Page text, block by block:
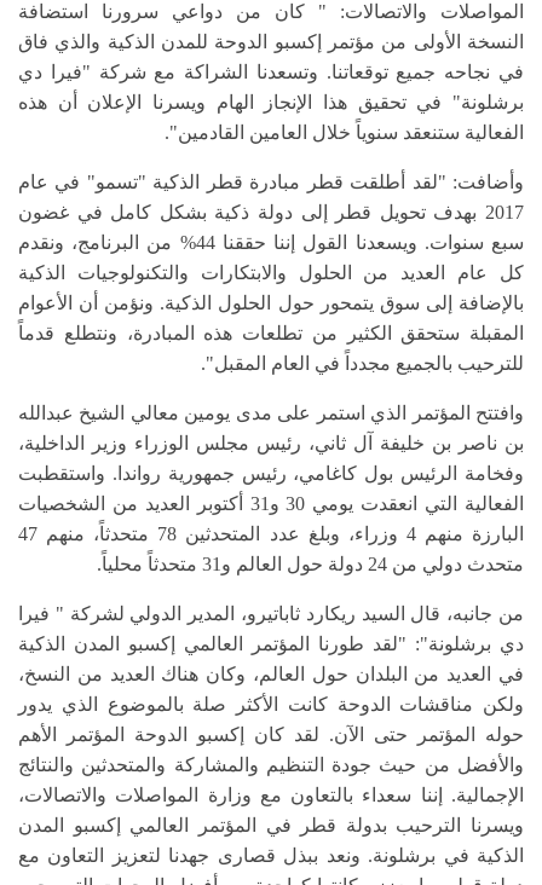
المواصلات والاتصالات: " كان من دواعي سرورنا استضافة
النسخة الأولى من مؤتمر إكسبو الدوحة للمدن الذكية والذي فاق
في نجاحه جميع توقعاتنا. وتسعدنا الشراكة مع شركة "فيرا دي
برشلونة" في تحقيق هذا الإنجاز الهام ويسرنا الإعلان أن هذه
الفعالية ستنعقد سنوياً خلال العامين القادمين".
وأضافت: "لقد أطلقت قطر مبادرة قطر الذكية "تسمو" في عام
2017 بهدف تحويل قطر إلى دولة ذكية بشكل كامل في غضون
سبع سنوات. ويسعدنا القول إننا حققنا 44% من البرنامج، ونقدم
كل عام العديد من الحلول والابتكارات والتكنولوجيات الذكية
بالإضافة إلى سوق يتمحور حول الحلول الذكية. ونؤمن أن الأعوام
المقبلة ستحقق الكثير من تطلعات هذه المبادرة، ونتطلع قدماً
للترحيب بالجميع مجدداً في العام المقبل".
وافتتح المؤتمر الذي استمر على مدى يومين معالي الشيخ عبدالله
بن ناصر بن خليفة آل ثاني، رئيس مجلس الوزراء وزير الداخلية،
وفخامة الرئيس بول كاغامي، رئيس جمهورية رواندا. واستقطبت
الفعالية التي انعقدت يومي 30 و31 أكتوبر العديد من الشخصيات
البارزة منهم 4 وزراء، وبلغ عدد المتحدثين 78 متحدثاً، منهم 47
متحدث دولي من 24 دولة حول العالم و31 متحدثاً محلياً.
من جانبه، قال السيد ريكارد ثاباتيرو، المدير الدولي لشركة " فيرا
دي برشلونة": "لقد طورنا المؤتمر العالمي إكسبو المدن الذكية
في العديد من البلدان حول العالم، وكان هناك العديد من النسخ،
ولكن مناقشات الدوحة كانت الأكثر صلة بالموضوع الذي يدور
حوله المؤتمر حتى الآن. لقد كان إكسبو الدوحة المؤتمر الأهم
والأفضل من حيث جودة التنظيم والمشاركة والمتحدثين والنتائج
الإجمالية. إننا سعداء بالتعاون مع وزارة المواصلات والاتصالات،
ويسرنا الترحيب بدولة قطر في المؤتمر العالمي إكسبو المدن
الذكية في برشلونة. ونعد ببذل قصارى جهدنا لتعزيز التعاون مع